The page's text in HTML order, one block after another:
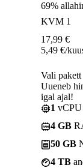
69%
KVM 1
17,99 €
5,49 €/
Vali pakett
Uueneb
igal ajal!
1
4 GB
50 GB
4 TB